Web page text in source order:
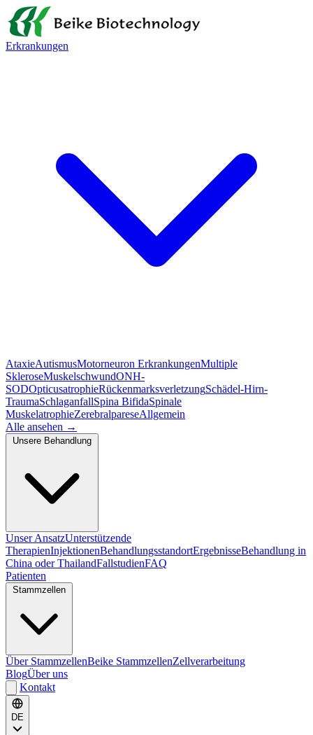
Erkrankungen
AtaxieAutismusMotorneuron ErkrankungenMultiple
SkleroseMuskelschwundONH-
SODOpticusatrophieRückenmarksverletzungSchädel-Hirn-
TraumaSchlaganfallSpina BifidaSpinale
MuskelatrophieZerebralpareseAllgemein
Alle ansehen →
Unser AnsatzUnterstützende
TherapienInjektionenBehandlungsstandortErgebnisseBehandlung in
China oder ThailandFallstudienFAQ
Patienten
Über StammzellenBeike StammzellenZellverarbeitung
BlogÜber uns
Kontakt
DE